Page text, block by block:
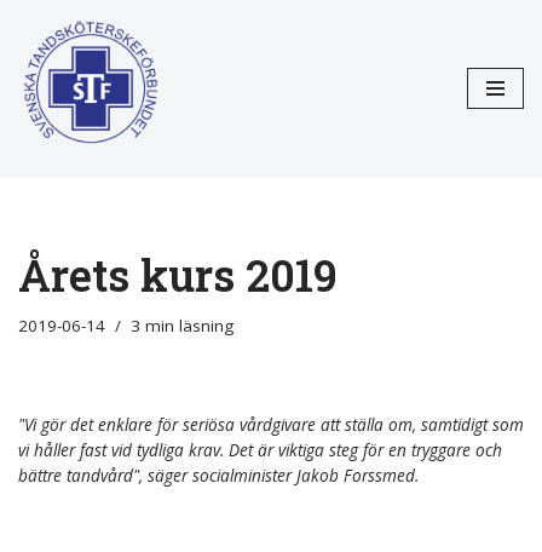
Hoppa
till
innehåll
Årets kurs 2019
2019-06-14 3 min läsning
"Vi gör det enklare för seriösa vårdgivare att ställa om, samtidigt som
vi håller fast vid tydliga krav. Det är viktiga steg för en tryggare och
bättre tandvård", säger socialminister Jakob Forssmed.